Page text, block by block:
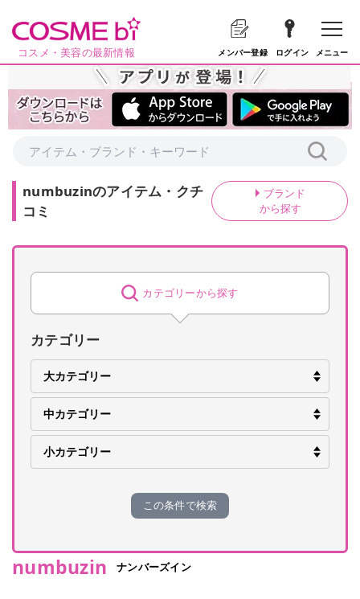
コスメ・美容の最新情報 メンバー登録 ログイン メニュー
numbuzinのアイテム・クチ
コミ
ブランド
から探す
カテゴリーから探す
カテゴリー
この条件で検索
numbuzin ナンバーズイン